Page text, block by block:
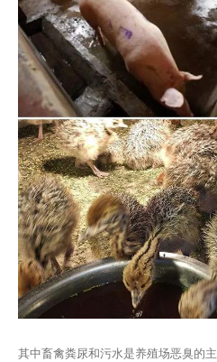
其中畜禽粪尿和污水是养殖场恶臭的